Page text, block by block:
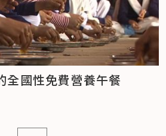
全國性免費營養午餐